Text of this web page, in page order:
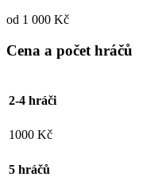
od 1 000 Kč
Cena a počet hráčů
2-4 hráči
1000 Kč
5 hráčů